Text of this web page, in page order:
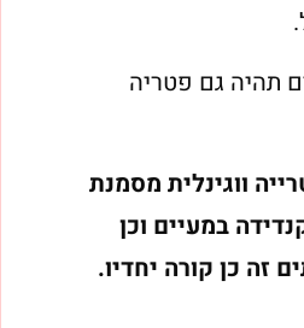
תהיה גם פטריה
ווגינלית מסמנת
במעיים וכן
זה כן קורה יחדיו.